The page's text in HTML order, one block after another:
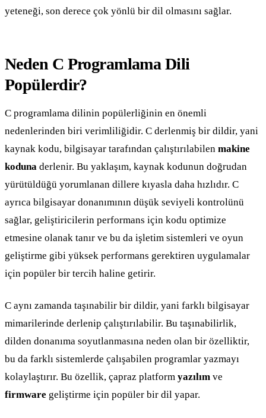
yeteneği, son derece çok yönlü bir dil olmasını sağlar.
Neden C Programlama Dili
Popülerdir?
C programlama dilinin popülerliğinin en önemli
nedenlerinden biri verimliliğidir. C derlenmiş bir dildir, yani
kaynak kodu, bilgisayar tarafından çalıştırılabilen makine
koduna derlenir. Bu yaklaşım, kaynak kodunun doğrudan
yürütüldüğü yorumlanan dillere kıyasla daha hızlıdır. C
ayrıca bilgisayar donanımının düşük seviyeli kontrolünü
sağlar, geliştiricilerin performans için kodu optimize
etmesine olanak tanır ve bu da işletim sistemleri ve oyun
geliştirme gibi yüksek performans gerektiren uygulamalar
için popüler bir tercih haline getirir.
C aynı zamanda taşınabilir bir dildir, yani farklı bilgisayar
mimarilerinde derlenip çalıştırılabilir. Bu taşınabilirlik,
dilden donanıma soyutlanmasına neden olan bir özelliktir,
bu da farklı sistemlerde çalışabilen programlar yazmayı
kolaylaştırır. Bu özellik, çapraz platform yazılım ve
firmware geliştirme için popüler bir dil yapar.